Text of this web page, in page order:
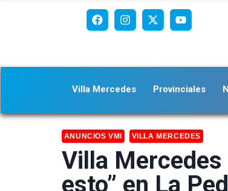
Villa Mercedes Provinciales
ANUNCIOS VMI VILLA MERCEDES
Villa Mercedes
esto” en La